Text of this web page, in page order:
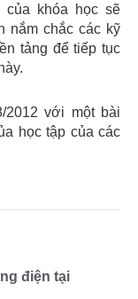
của khóa học sẽ
nắm chắc các kỹ
tảng để tiếp tục
2012 với một bài
học tập của các
điện tại